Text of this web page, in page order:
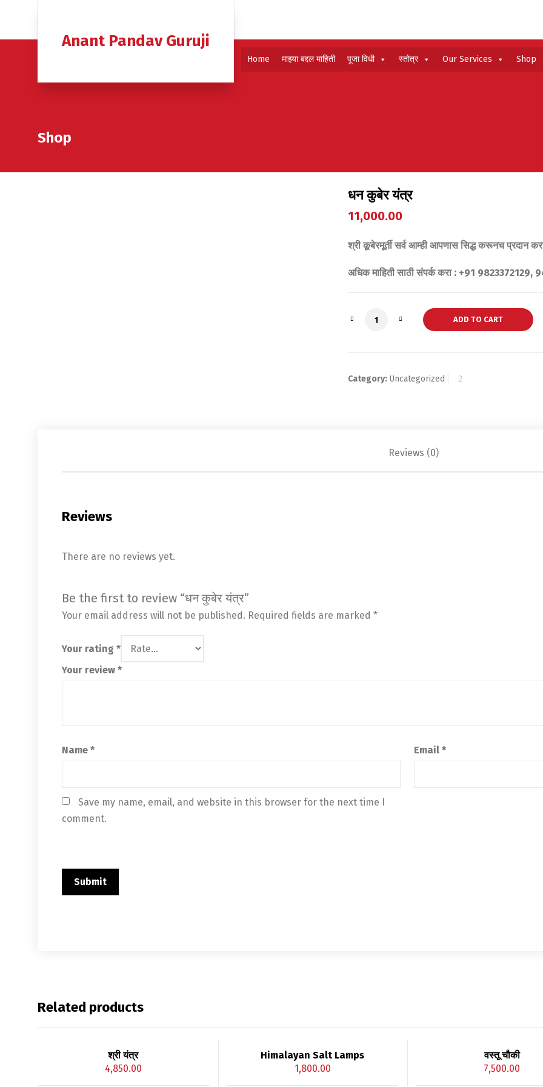
Anant Pandav Guruji
Home माझ्या बद्दल माहिती पूजा विधी स्तोत्र Our Services Shop
Shop
धन कुबेर यंत्र
11,000.00
श्री कूबेरमूर्ती सर्व आम्ही आपणास सिद्ध करूनच प्रदान
अधिक माहिती साठी संपर्क करा : +91 9823372129,
Quantity ADD TO CART
Category: Uncategorized
Reviews (0)
Reviews
There are no reviews yet.
Be the first to review “धन कुबेर यंत्र”
Your email address will not be published. Required fields are marked *
Your rating *
Your review *
Name * Email*
Save my name, email, and website in this browser for the next time I
comment.
Related products
श्री यंत्र
4,850.00
Himalayan Salt Lamps
1,800.00
वस्तू चौकी
7,500.00